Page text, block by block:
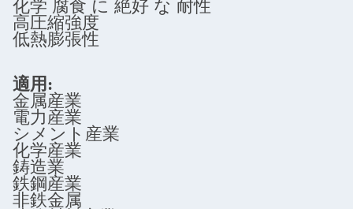
化学 腐食 に 絶好 な 耐性
高圧縮強度
低熱膨張性
適用:
金属産業
電力産業
シメント産業
化学産業
鋳造業
鉄鋼産業
非鉄金属